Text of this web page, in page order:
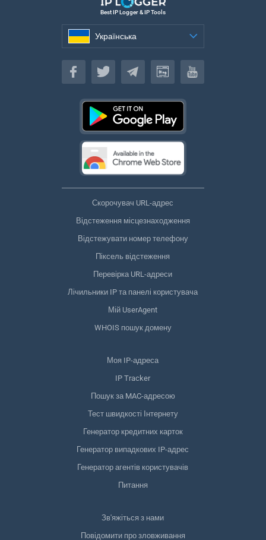
Best IP Logger & IP Tools
Українська
Українська
Скорочувач URL-адрес
Відстеження місцезнаходження
Відстежувати номер телефону
Піксель відстеження
Перевірка URL-адреси
Лічильники IP та панелі користувача
Мій UserAgent
WHOIS пошук домену
Моя IP-адреса
IP Tracker
Пошук за MAC-адресою
Тест швидкості Інтернету
Генератор кредитних карток
Генератор випадкових IP-адрес
Генератор агентів користувачів
Питання
Зв'яжіться з нами
Повідомити про зловживання